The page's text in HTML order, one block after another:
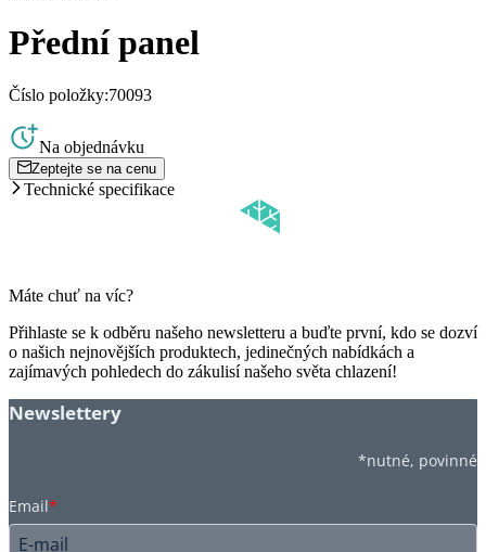
Přední panel
Číslo položky:70093
Na objednávku
Zeptejte se na cenu
Technické specifikace
Máte chuť na víc?
Přihlaste se k odběru našeho newsletteru a buďte první, kdo se dozví
o našich nejnovějších produktech, jedinečných nabídkách a
zajímavých pohledech do zákulisí našeho světa chlazení!
Newslettery
*nutné, povinné
Email*